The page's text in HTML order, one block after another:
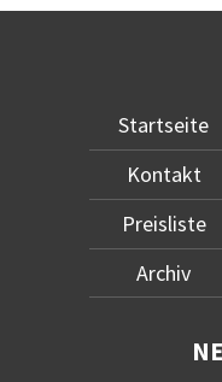
Startseite
Kontakt
Preisliste
Archiv